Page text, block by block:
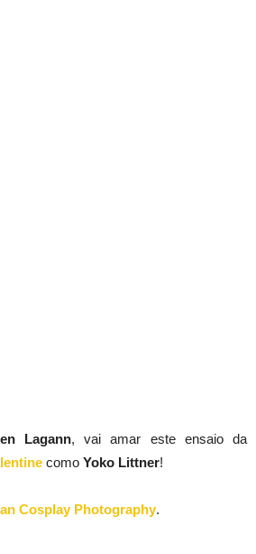
Lagann, vai amar este ensaio da
como Yoko Littner!
Cosplay Photography.